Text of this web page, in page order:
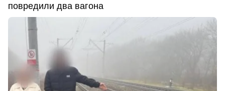
повредили два вагона